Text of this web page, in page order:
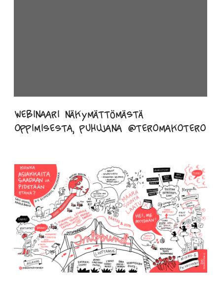
Webinaari näkymättömästä
oppimisesta, puhujana @teromakotero